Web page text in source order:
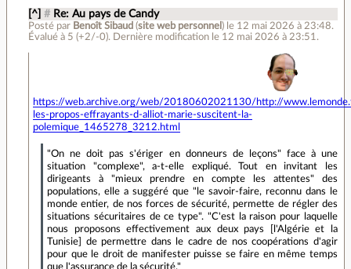
[^] # Re: Au pays de Candy
Posté par Benoît Sibaud (site web personnel ) le 12 mai 2026 à 23:48.
Évalué à 5 (+2/-0). Dernière modification le 12 mai 2026 à 23:51.
https://web.archive.org/web/20180602021130/http://
les-propos-effrayants-d-alliot-marie-suscitent-la-
polemique_1465278_3212.html
"On ne doit pas s'ériger en donneurs de leçons" face à une
situation "complexe", a-t-elle expliqué. Tout en invitant les
dirigeants à "mieux prendre en compte les attentes" des
populations, elle a suggéré que "le savoir-faire, reconnu dans le
monde entier, de nos forces de sécurité, permette de régler des
situations sécuritaires de ce type". "C'est la raison pour laquelle
nous proposons effectivement aux deux pays [l'Algérie et la
Tunisie] de permettre dans le cadre de nos coopérations d'agir
pour que le droit de manifester puisse se faire en même temps
que l'assurance de la sécurité."